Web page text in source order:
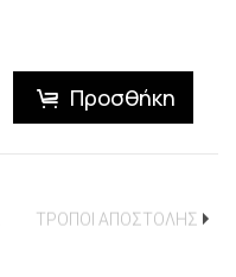
Προσθήκη
ΤΡΟΠΟΙ ΑΠΟΣΤΟΛΗΣ